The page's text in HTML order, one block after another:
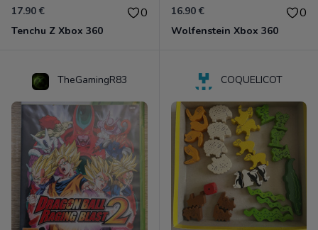
17.90 € 0
Tenchu Z Xbox 360
16.90 € 0
Wolfenstein Xbox 360
TheGamingR83 COQUELICOT